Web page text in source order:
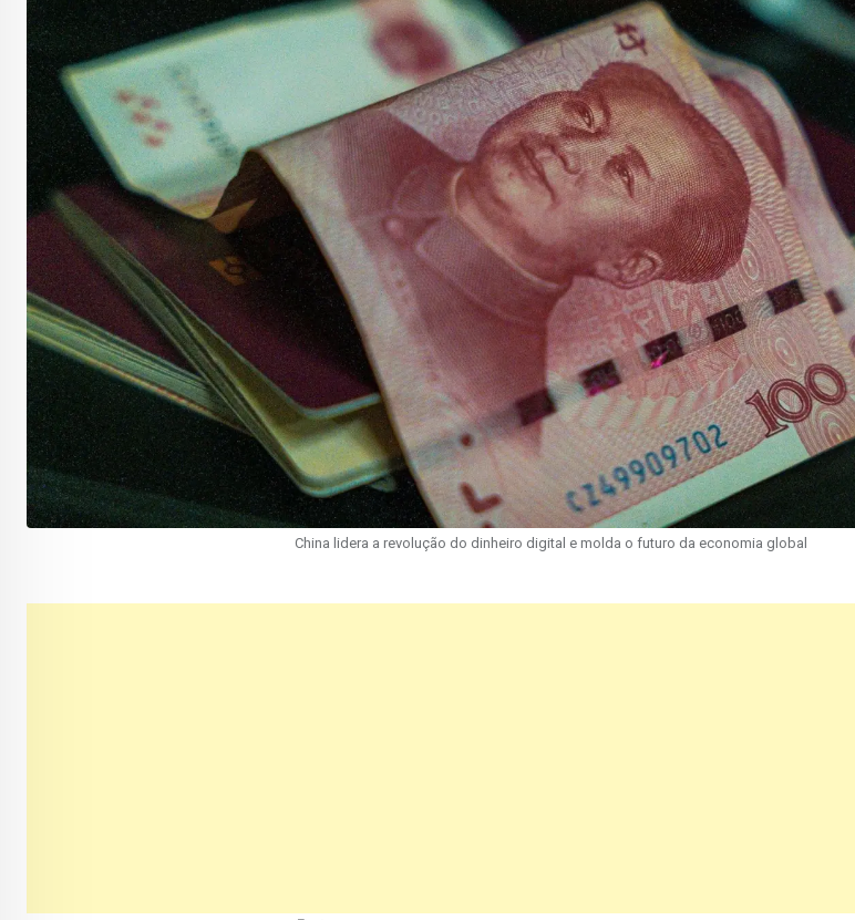
China lidera a revolução do dinheiro digital e molda o futuro da economia global